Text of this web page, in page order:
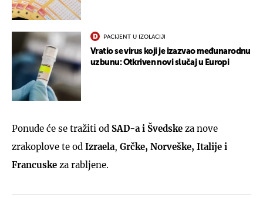
PACIJENT U IZOLACIJI
Vratio se virus koji je izazvao međunarodnu
uzbunu: Otkriven novi slučaj u Europi
Ponude će se tražiti od SAD-a i Švedske za nove
zrakoplove te od Izraela, Grčke, Norveške, Italije i
Francuske za rabljene.